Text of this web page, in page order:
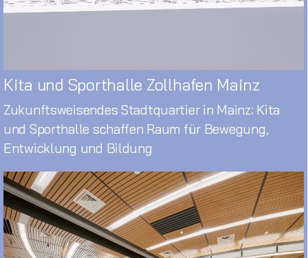
Kita und Sporthalle Zollhafen Mainz
Zukunftsweisendes Stadtquartier in Mainz: Kita
und Sporthalle schaffen Raum für Bewegung,
Entwicklung und Bildung